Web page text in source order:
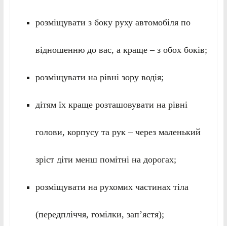
розміщувати з боку руху автомобіля по
відношенню до вас, а краще – з обох боків;
розміщувати на рівні зору водія;
дітям їх краще розташовувати на рівні
голови, корпусу та рук – через маленький
зріст діти менш помітні на дорогах;
розміщувати на рухомих частинах тіла
(передпліччя, гомілки, зап’ястя);